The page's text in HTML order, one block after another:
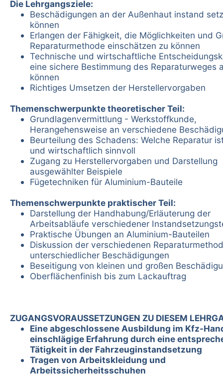
Die Lehrgangsziele:
Beschädigungen an der Außenhaut instand
können
Erlangen der Fähigkeit, die Möglichkeiten und
Reparaturmethode einschätzen zu können
Technische und wirtschaftliche
eine sichere Bestimmung des Reparaturweges
können
Richtiges Umsetzen der Herstellervorgaben
Themenschwerpunkte theoretischer Teil:
Grundlagenvermittlung - Werkstoffkunde,
Herangehensweise an verschiedene
Beurteilung des Schadens: Welche Reparatur
und wirtschaftlich sinnvoll
Zugang zu Herstellervorgaben und Darstellung
ausgewählter Beispiele
Fügetechniken für Aluminium-Bauteile
Themenschwerpunkte praktischer Teil:
Darstellung der Handhabung/Erläuterung der
Arbeitsabläufe verschiedener
Praktische Übungen an Aluminium-Bauteilen
Diskussion der verschiedenen
unterschiedlicher Beschädigungen
Beseitigung von kleinen und großen
Oberflächenfinish bis zum Lackauftrag
ZUGANGSVORAUSSETZUNGEN ZU DIESEM
Eine abgeschlossene Ausbildung im Kfz-
einschlägige Erfahrung durch eine
Tätigkeit in der Fahrzeuginstandsetzung
Tragen von Arbeitskleidung und
Arbeitssicherheitsschuhen